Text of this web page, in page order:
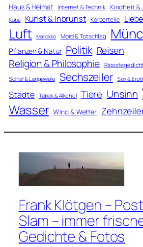
Haus & Heimat Internet & Technik Kindheit &
Kuba Kunst & Inbrunst Körperteile
Luft Marokko Mord & Totschlag
Pflanzen & Natur Politik Reisen
Religion & Philosophie
Schlaf & Langeweile Sechszeiler Sex &
Städte Tabak & Alkohol Tiere Unsinn
Wasser Wind & Wetter
Frank Klötgen –
Slam – immer
Gedichte & Fotos